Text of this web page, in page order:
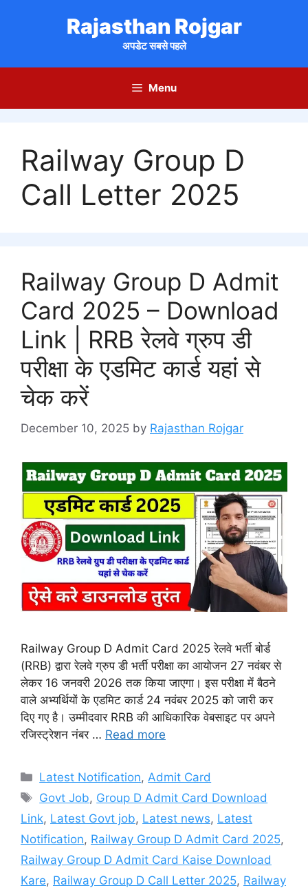
Rajasthan Rojgar
अपडेट सबसे पहले
Menu
Railway Group D
Call Letter 2025
Railway Group D Admit
Card 2025 – Download
Link | RRB रेलवे ग्रुप डी
परीक्षा के एडमिट कार्ड यहां से
चेक करें
December 10, 2025 by Rajasthan Rojgar
Railway Group D Admit Card 2025 रेलवे भर्ती बोर्ड
(RRB) द्वारा रेलवे ग्रुप डी भर्ती परीक्षा का आयोजन 27 नवंबर से
लेकर 16 जनवरी 2026 तक किया जाएगा। इस परीक्षा में बैठने
वाले अभ्यर्थियों के एडमिट कार्ड 24 नवंबर 2025 को जारी कर
दिए गए है। उम्मीदवार RRB की आधिकारिक वेबसाइट पर अपने
रजिस्ट्रेशन नंबर … Read more
Categories
Latest Notification, Admit Card
Tags
Govt Job, Group D Admit Card Download
Link, Latest Govt job, Latest news, Latest
Notification, Railway Group D Admit Card 2025,
Railway Group D Admit Card Kaise Download
Kare, Railway Group D Call Letter 2025, Railway